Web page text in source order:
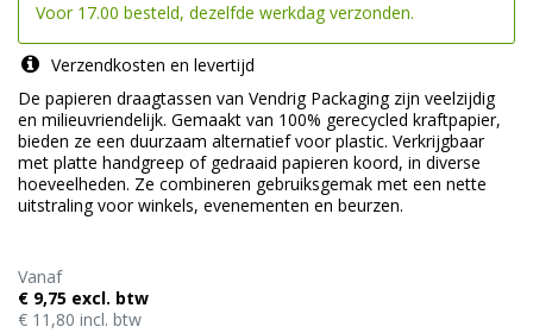
Voor 17.00 besteld, dezelfde werkdag verzonden.
Verzendkosten en levertijd
De papieren draagtassen van Vendrig Packaging zijn veelzijdig
en milieuvriendelijk. Gemaakt van 100% gerecycled kraftpapier,
bieden ze een duurzaam alternatief voor plastic. Verkrijgbaar
met platte handgreep of gedraaid papieren koord, in diverse
hoeveelheden. Ze combineren gebruiksgemak met een nette
uitstraling voor winkels, evenementen en beurzen.
Vanaf
€ 9,75 excl. btw
€ 11,80 incl. btw